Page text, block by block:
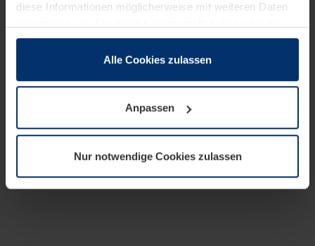
diese Informationen möglicherweise mit weiteren Daten
sie im Rahmen Ihrer Nutzung der Dienste gesammelt
wenn diese für den Betrieb dieser Seite unbedingt
notwendig sind. Für alle anderen Cookie-Typen benötigen
wir Ihre Erlaubnis. Ihre Einwilligung können Sie jederzeit
Datenschutzerklärungunserer Website ändern oder
widerrufen.
Alle Cookies zulassen
Anpassen
Nur notwendige Cookies zulassen